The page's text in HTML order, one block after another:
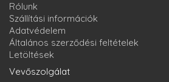
Rólunk
Szállítási információk
Adatvédelem
Általános szerződési feltételek
Letöltések
Vevőszolgálat